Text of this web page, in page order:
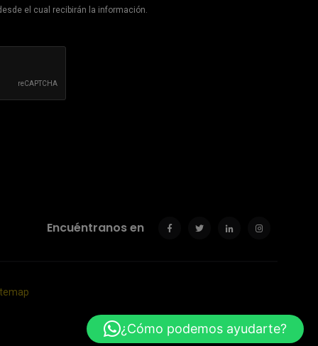
el cual recibirán la información.
Encuéntranos en
¿Cómo podemos ayudarte?